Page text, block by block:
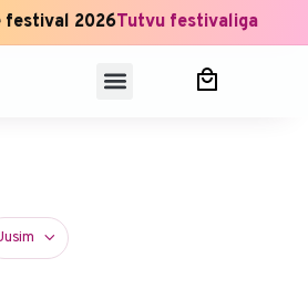
festival 2026Tutvu festivaliga